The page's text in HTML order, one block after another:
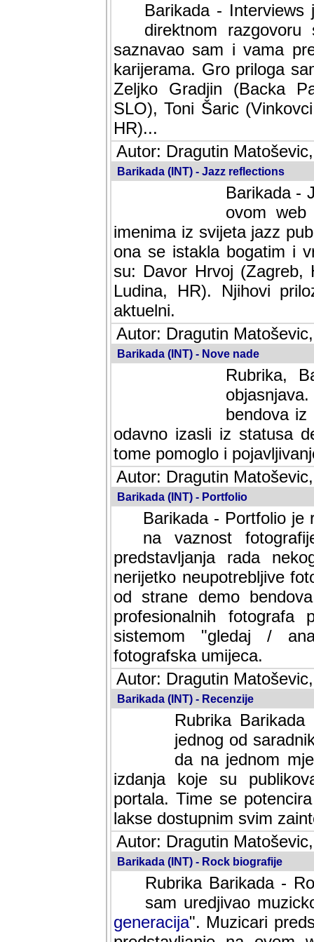
Barikada -
direktnom
saznavao sam i vama
karijerama. Gro priloga
Zeljko Gradjin (Backa
SLO), Toni Šaric
HR)...
Autor: Dragutin
Barikada (INT) - Jazz reflections
Barikada -
ovom web
imenima iz svijeta jazz
ona se istakla bogatim i
su: Davor Hrvoj (Zagreb,
Ludina, HR). Njihovi
aktuelni.
Autor: Dragutin
Barikada (INT) - Nove nade
Rubrika,
bendova
odavno izasli iz statusa
tome pomoglo i
Autor: Dragutin
Barikada (INT) - Portfolio
Barikada - Portfolio je
na vaznost
predstavljanja rada
nerijetko neupotrebljive
od strane demo
profesionalnih fotografa
sistemom "gledaj /
fotografska umijeca.
Autor: Dragutin
Barikada (INT) - Recenzije
Rubrika
jednog od
da na jednom
izdanja koje su
portala. Time se
lakse dostupnim svim
Autor: Dragutin
Barikada (INT) - Rock biografije
Rubrika Barikada -
sam uredjivao
generacija". Muzicari